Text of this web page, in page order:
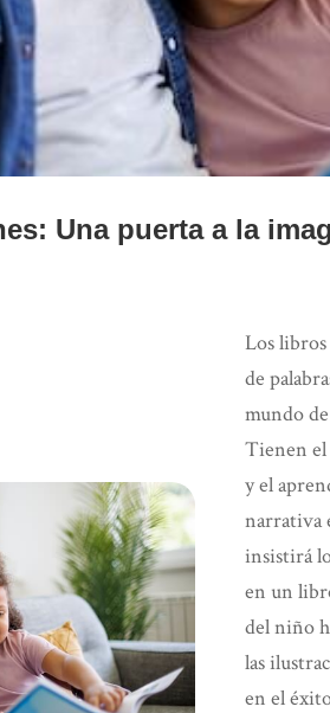
Una puerta a la
Los
de
mundo
Tienen el
y el
narrativa
insistirá
en un
del niño
las
en el